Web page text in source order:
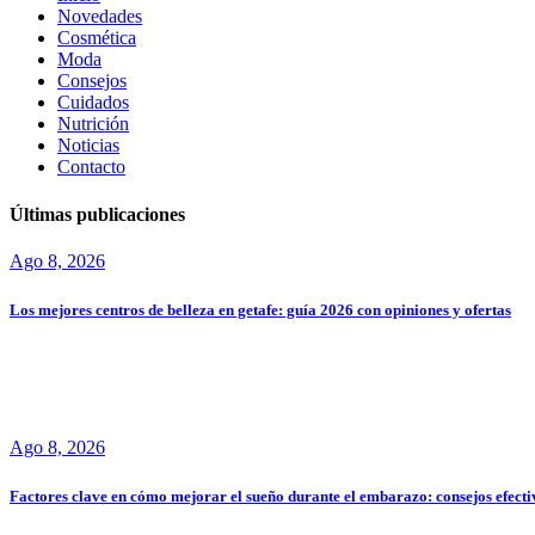
Novedades
Cosmética
Moda
Consejos
Cuidados
Nutrición
Noticias
Contacto
Últimas publicaciones
Ago 8, 2026
Los mejores centros de belleza en getafe: guía 2026 con opiniones y ofertas
Ago 8, 2026
Factores clave en cómo mejorar el sueño durante el embarazo: consejos